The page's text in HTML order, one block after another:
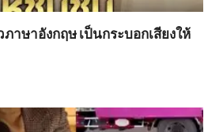
าษาอังกฤษ เป็นกระบอกเสียงให้